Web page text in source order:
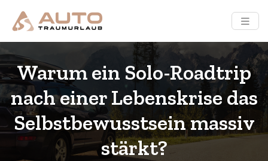
Warum ein Solo-Roadtrip
nach einer Lebenskrise das
Selbstbewusstsein massiv
stärkt?